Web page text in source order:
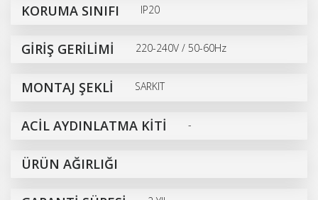
KORUMA SINIFI IP20
GİRİŞ GERİLİMİ 220-240V / 50-60Hz
MONTAJ ŞEKLİ SARKIT
ACİL AYDINLATMA KİTİ -
ÜRÜN AĞIRLIĞI